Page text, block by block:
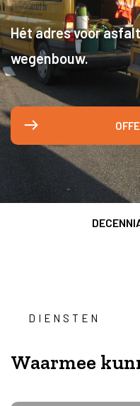
Hét adres voor
wegenbouw.
DIENSTEN
Waarmee